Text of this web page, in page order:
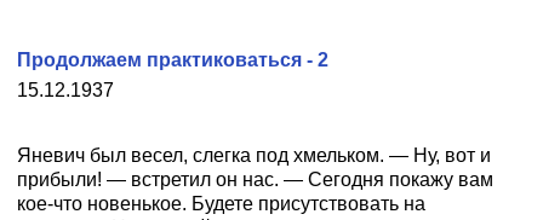
15.12.1937
Продолжаем практиковаться - 2
Яневич был весел, слегка под хмельком. — Ну, вот и
прибыли! — встретил он нас. — Сегодня покажу вам
кое-что новенькое. Будете присутствовать на